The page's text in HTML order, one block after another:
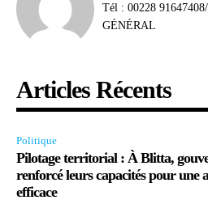
Tél : 00228
GÉNÉRAL
Articles Récents
Politique
Pilotage territorial : À Blitta,
renforcé leurs capacités pour une
efficace